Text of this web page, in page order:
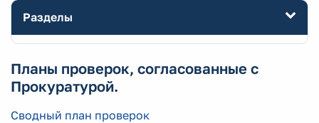
Разделы
Планы проверок, согласованные с
Прокуратурой.
Сводный план проверок